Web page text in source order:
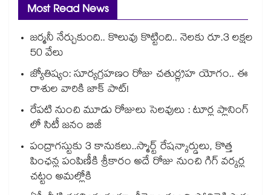
Most Read News
జర్మనీ నేర్చుకుంది.. కొలువు కొట్టింది.. నెలకు రూ.3 లక్షల
50 వేలు
జ్యోతిష్యం: సూర్యగ్రహణం రోజు చతుర్గ్రహ యోగం.. ఈ
రాశుల వారికి జాక్ పాట్!
రేపటి నుంచి మూడు రోజులు సెలవులు : టూర్ల ప్లానింగ్
లో సిటీ జనం బిజీ
పంద్రాగస్టుకు 3 కానుకలు..స్మార్ట్ రేషన్కార్డులు, కొత్త
పింఛన్ల పంపిణీకి శ్రీకారం అదే రోజు నుంచి గిగ్ వర్కర్ల
చట్టం అమల్లోకి